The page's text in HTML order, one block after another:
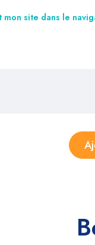
site dans le